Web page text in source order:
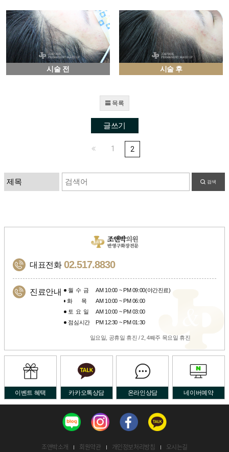
시술 전 시술 후
목록
글쓰기
1 2
검색
대표전화 02.517.8830
진료안내 월수금
AM 10:00 ~ PM 09:00(야간진료)
화목 AM 10:00 ~ PM 06:00
토요일
AM 10:00 ~ PM 03:00
점심시간
PM 12:30 ~ PM 01:30
일요일, 공휴일 휴진 / 2, 4째주 목요일 휴진
이벤트 혜택 카카오톡상담 온라인상담 네이버예약
조앤박소개 회원약관 개인정보처리방침 오시는길